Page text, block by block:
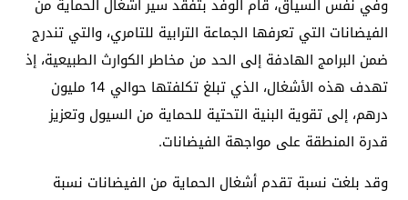
وفي نفس السياق، قام الوفد بتفقد سير أشغال الحماية من
الفيضانات التي تعرفها الجماعة الترابية للتامري، والتي تندرج
ضمن البرامج الهادفة إلى الحد من مخاطر الكوارث الطبيعية، إذ
تهدف هذه الأشغال، الذي تبلغ تكلفتها حوالي 14 مليون
درهم، إلى تقوية البنية التحتية للحماية من السيول وتعزيز
قدرة المنطقة على مواجهة الفيضانات.
وقد بلغت نسبة تقدم أشغال الحماية من الفيضانات نسبة